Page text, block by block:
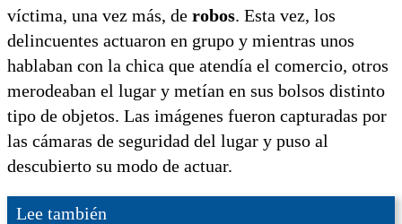
víctima, una vez más, de robos. Esta vez, los
delincuentes actuaron en grupo y mientras unos
hablaban con la chica que atendía el comercio, otros
merodeaban el lugar y metían en sus bolsos distinto
tipo de objetos. Las imágenes fueron capturadas por
las cámaras de seguridad del lugar y puso al
descubierto su modo de actuar.
Lee también